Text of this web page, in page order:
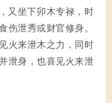
又坐下卯木专禄，时
伤泄秀或财官修身。
火来泄木之力，同时
泄身，也喜见火来泄